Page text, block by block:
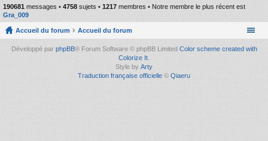
190681 messages • 4758 sujets • 1217 membres • Notre membre le plus récent est
Gra_009
Accueil du forum Accueil du forum
Développé par phpBB® Forum Software © phpBB Limited Color scheme created with
Colorize It.
Style by Arty
Traduction française officielle © Qiaeru